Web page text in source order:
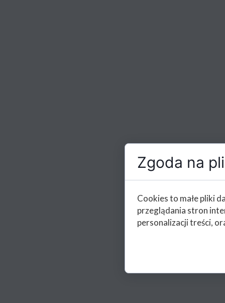
Zgoda na
Cookies to małe pliki
przeglądania stron
personalizacji treści,